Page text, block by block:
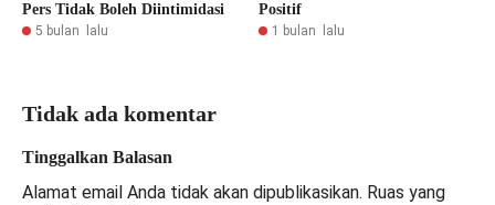
Pers Tidak Boleh Diintimidasi
5 bulan lalu
Positif
1 bulan lalu
Tidak ada komentar
Tinggalkan Balasan
Alamat email Anda tidak akan dipublikasikan. Ruas yang